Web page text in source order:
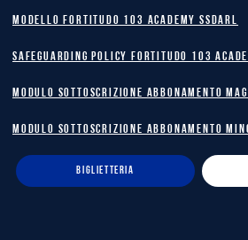
MODELLO FORTITUDO 103 ACADEMY SSDARL
safeguarding policy Fortitudo 103
MODULO SOTTOSCRIZIONE ABBONAMENTO
MODULO SOTTOSCRIZIONE ABBONAMENTO
BIGLIETTERIA